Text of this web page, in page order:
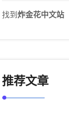
找到 炸金花中文站
推荐文章